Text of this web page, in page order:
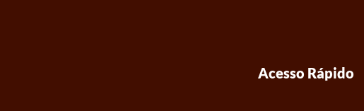
Acesso Rápido